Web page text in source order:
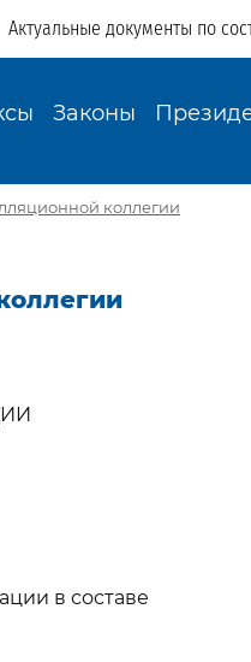
Актуальные документы по
Законы
коллегии
в составе